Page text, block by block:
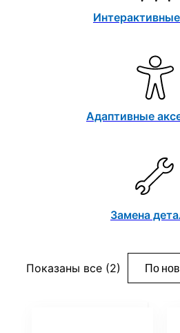
Адаптивные
Замена
Показаны все (2)
самые